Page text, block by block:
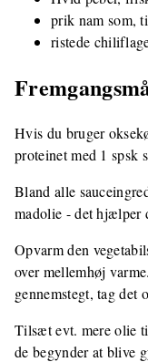
prik nam som,
ristede
Hvis du bruger
proteinet med 1 spsk
Bland alle
madolie - det hjælper
Opvarm den
over mellemhøj
gennemstegt, tag det
Tilsæt evt. mere olie
de begynder at blive